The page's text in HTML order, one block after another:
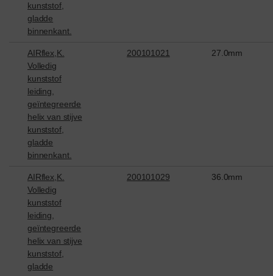
kunststof,
gladde
binnenkant.
AIRflex,K.
Volledig
kunststof
leiding,
geïntegreerde
helix van stijve
kunststof,
gladde
binnenkant.
200101021 27.0mm
AIRflex,K.
Volledig
kunststof
leiding,
geïntegreerde
helix van stijve
kunststof,
gladde
200101029 36.0mm